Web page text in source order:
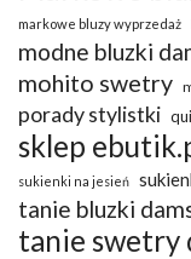
markowe bluzy wyprzedaż
modne bluzki
mohito swetry
porady stylistki
sklep
sukienki na jesień
tanie bluzki
tanie swetry